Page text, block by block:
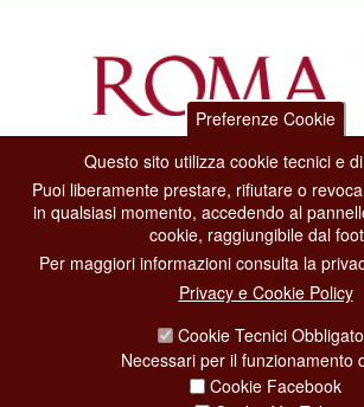
Dipartimento Grandi Eventi, Sport,
Via di San Basilio, 51
00187 Roma
CONTACT CENTER TEL. 06
CONTATTA LA REDAZIONE
Preferenze Cookie
Questo sito utilizza cookie tecnici e
Puoi liberamente prestare, rifiutare o
in qualsiasi momento, accedendo al
cookie, raggiungibile dal
Per maggiori informazioni consulta la
Privacy e Cookie Policy
Cookie Tecnici
Necessari per il funzionamento
Cookie Facebook